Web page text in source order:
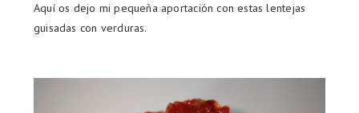
Aquí os dejo mi pequeña aportación con estas lentejas
guisadas con verduras.